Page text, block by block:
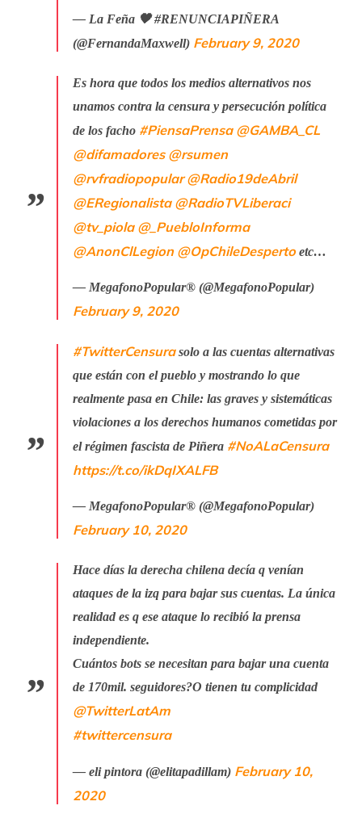
— La Feña 🖤 #RENUNCIAPIÑERA
(@FernandaMaxwell) February 9, 2020
Es hora que todos los medios alternativos nos
unamos contra la censura y persecución política
de los facho #PiensaPrensa @GAMBA_CL
@difamadores @rsumen
@rvfradiopopular @Radio19deAbril
@ERegionalista @RadioTVLiberaci
@tv_piola @_PuebloInforma
@AnonClLegion @OpChileDespertoetc…
— MegafonoPopular® (@MegafonoPopular)
February 9, 2020
#TwitterCensurasolo a las cuentas alternativas
que están con el pueblo y mostrando lo que
realmente pasa en Chile: las graves y sistemáticas
violaciones a los derechos humanos cometidas por
el régimen fascista de Piñera #NoALaCensura
https://t.co/ikDqIXALFB
— MegafonoPopular® (@MegafonoPopular)
February 10, 2020
Hace días la derecha chilena decía q venían
ataques de la izq para bajar sus cuentas. La única
realidad es q ese ataque lo recibió la prensa
independiente.
Cuántos bots se necesitan para bajar una cuenta
de 170mil. seguidores?O tienen tu complicidad
@TwitterLatAm
#twittercensura
— eli pintora (@elitapadillam) February 10,
2020